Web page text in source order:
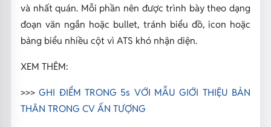
và nhất quán. Mỗi phần nên được trình bày theo dạng
đoạn văn ngắn hoặc bullet, tránh biểu đồ, icon hoặc
bảng biểu nhiều cột vì ATS khó nhận diện.
XEM THÊM:
>>>GHI ĐIỂM TRONG 5s VỚI MẪU GIỚI THIỆU BẢN
THÂN TRONG CV ẤN TƯỢNG